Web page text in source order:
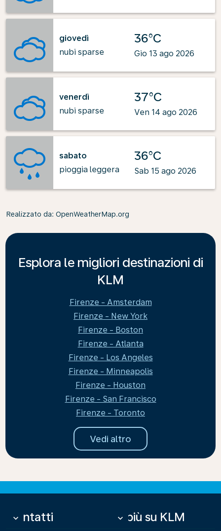
giovedì
nubi sparse
36°C
Gio 13 ago 2026
venerdì
nubi sparse
37°C
Ven 14 ago 2026
sabato
pioggia leggera
36°C
Sab 15 ago 2026
Realizzato da: OpenWeatherMap.org
Esplora le migliori destinazioni di
KLM
Firenze - Amsterdam
Firenze - New York
Firenze - Boston
Firenze - Atlanta
Firenze - Los Angeles
Firenze - Minneapolis
Firenze - Houston
Firenze - San Francisco
Firenze - Toronto
Vedi altro
Contatti
keyboard_arrow_down Di più su KLM
keyboard_arrow_down